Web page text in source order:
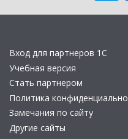
Вход для партнеров 1С
Учебная версия
Стать партнером
Политика
Замечания по сайту
Другие сайты